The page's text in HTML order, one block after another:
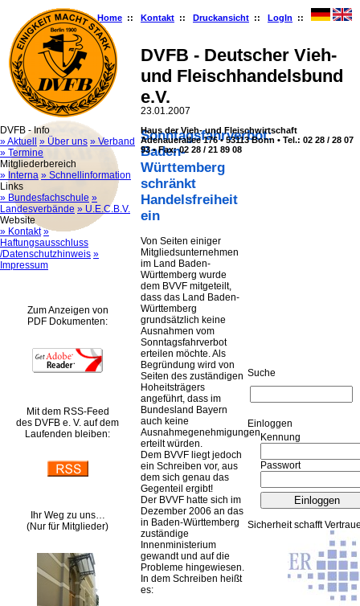
Home :: Kontakt :: Druckansicht :: LogIn ::
DVFB - Deutscher Vieh-
und Fleischhandelsbund
e.V.
Haus der Vieh- und Fleischwirtschaft
Adenauerallee 176 • 53113 Bonn • Tel.: 02 28 / 28 07
93 • Fax: 02 28 / 21 89 08
DVFB - Info
» Aktuell
» Über uns » Verband
» Termine
Mitgliederbereich
» Interna » Schnellinformation
Links
» Bundesfachschule »
Landesverbände » U.E.C.B.V.
Website
» Kontakt »
Haftungsausschluss
/Datenschutzhinweis »
Impressum
Zum Anzeigen von
PDF Dokumenten:
Mit dem RSS-Feed
des DVFB e. V. auf dem
Laufenden bleiben:
Ihr Weg zu uns…
(Nur für Mitglieder)
23.01.2007
Sonntagsfahrverbot:
Baden-
Württemberg
schränkt
Handelsfreiheit
ein
Von Seiten einiger
Mitgliedsunternehmen
im Land Baden-
Württemberg wurde
dem BVVF mitgeteilt,
dass das Land Baden-
Württemberg
grundsätzlich keine
Ausnahmen vom
Sonntagsfahrverbot
erteilen möchte. Als
Begründung wird von
Seiten des zuständigen
Hoheitsträgers
angeführt, dass im
Bundesland Bayern
auch keine
Ausnahmegenehmigungen
erteilt würden.
Dem BVVF liegt jedoch
ein Schreiben vor, aus
dem sich genau das
Gegenteil ergibt!
Der BVVF hatte sich im
Dezember 2006 an das
in Baden-Württemberg
zuständige
Innenministerium
gewandt und auf die
Probleme hingewiesen.
In dem Schreiben heißt
es:
Suche
Ein­log­gen
Kennung
Passwort
Sicherheit schafft